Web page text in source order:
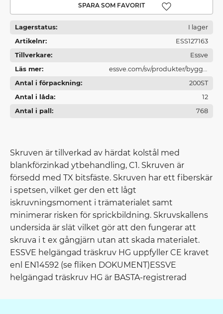
Lägg till i favoriter
Lagerstatus
I lager
Artikelnr
ESS127163
Tillverkare
Essve
Läs mer
essve.com/sv/produkter/bygg--
och-traskruv/
Antal i förpackning
200ST
Antal i låda
12
Antal i pall
768
Skruven är tillverkad av härdat kolstål med
blankförzinkad ytbehandling, C1. Skruven är
försedd med TX bitsfäste. Skruven har ett fiberskär
i spetsen, vilket ger den ett lågt
iskruvningsmoment i trämaterialet samt
minimerar risken för sprickbildning. Skruvskallens
undersida är slät vilket gör att den fungerar att
skruva i t ex gångjärn utan att skada materialet.
ESSVE helgängad träskruv HG uppfyller CE kravet
enl EN14592 (se fliken DOKUMENT)ESSVE
helgängad träskruv HG är BASTA-registrerad